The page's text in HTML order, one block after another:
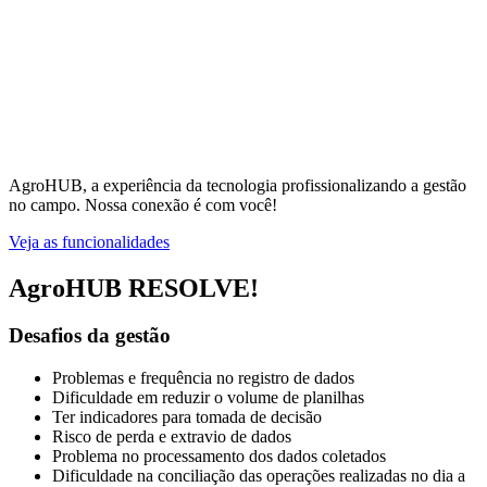
AgroHUB, a experiência da tecnologia profissionalizando a gestão
no campo. Nossa conexão é com você!
Veja as funcionalidades
AgroHUB RESOLVE!
Desafios da gestão
Problemas e frequência no registro de dados
Dificuldade em reduzir o volume de planilhas
Ter indicadores para tomada de decisão
Risco de perda e extravio de dados
Problema no processamento dos dados coletados
Dificuldade na conciliação das operações realizadas no dia a